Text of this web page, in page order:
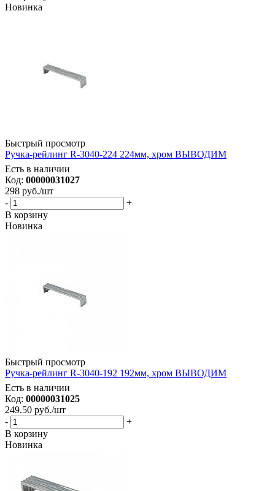
Новинка
Быстрый просмотр
Ручка-рейлинг R-3040-224 224мм, хром ВЫВОДИМ
Есть в наличии
Код: 00000031027
298 руб./шт
-
+
В корзину
Новинка
Быстрый просмотр
Ручка-рейлинг R-3040-192 192мм, хром ВЫВОДИМ
Есть в наличии
Код: 00000031025
249.50 руб./шт
-
+
В корзину
Новинка